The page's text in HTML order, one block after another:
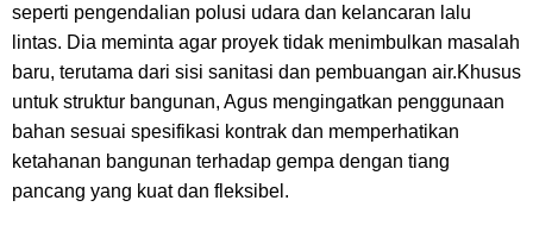
seperti pengendalian polusi udara dan kelancaran lalu
lintas. Dia meminta agar proyek tidak menimbulkan masalah
baru, terutama dari sisi sanitasi dan pembuangan air.Khusus
untuk struktur bangunan, Agus mengingatkan penggunaan
bahan sesuai spesifikasi kontrak dan memperhatikan
ketahanan bangunan terhadap gempa dengan tiang
pancang yang kuat dan fleksibel.